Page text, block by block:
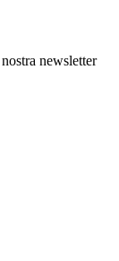
newsletter